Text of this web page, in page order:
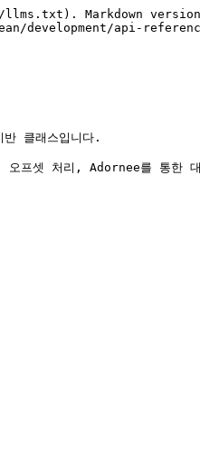
Markdown
development/api-
클래스입니다.
프셋 처리, Adornee를 통한